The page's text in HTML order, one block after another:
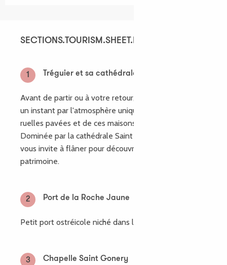
1 Tréguier et sa cathédrale
Avant de partir ou à votre retour, laissez vous porter
un instant par l'atmosphère unique de ces petite
ruelles pavées et de ces maisons à pans de bois.
Dominée par la cathédrale Saint Tugdual, Tréguier
vous invite à flâner pour découvrir son remarquable
patrimoine.
2 Port de la Roche Jaune
Petit port ostréicole niché dans l'estuaire du Jaudy.
3 Chapelle Saint Gonery